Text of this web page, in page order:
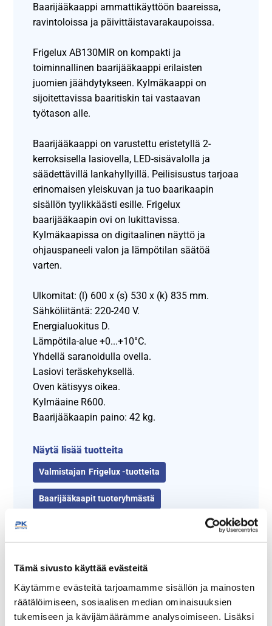
Tämä sivusto käyttää evästeitä
Käytämme evästeitä tarjoamamme sisällön ja mainosten
räätälöimiseen, sosiaalisen median ominaisuuksien
tukemiseen ja kävijämäärämme analysoimiseen. Lisäksi
Baarijääkaappi ammattikäyttöön baareissa,
ravintoloissa ja päivittäistavarakaupoissa.
Frigelux AB130MIR on kompakti ja
toiminnallinen baarijääkaappi erilaisten
juomien jäähdytykseen. Kylmäkaappi on
sijoitettavissa baaritiskin tai vastaavan
työtason alle.
Baarijääkaappi on varustettu eristetyllä 2-
kerroksisella lasiovella, LED-sisävalolla ja
säädettävillä lankahyllyillä. Peilisisustus tarjoaa
erinomaisen yleiskuvan ja tuo baarikaapin
sisällön tyylikkäästi esille. Frigelux
baarijääkaapin ovi on lukittavissa.
Kylmäkaapissa on digitaalinen näyttö ja
ohjauspaneeli valon ja lämpötilan säätöä
varten.
Ulkomitat: (l) 600 x (s) 530 x (k) 835 mm.
Sähköliitäntä: 220-240 V.
Energialuokitus D.
Lämpötila-alue +0...+10°C.
Yhdellä saranoidulla ovella.
Lasiovi teräskehyksellä.
Oven kätisyys oikea.
Kylmäaine R600.
Baarijääkaapin paino: 42 kg.
Näytä lisää tuotteita
Frigelux -tuotteita
Baarijääkaapit tuoteryhmästä
Frigeluxin juuret juontuvat 1930-luvulle, jonka valikoimasta
löytyy ammattikäyttöön tarkoitettuja kylmälaitteita. Yritys on
nykyään osa FRIO-konsernia.